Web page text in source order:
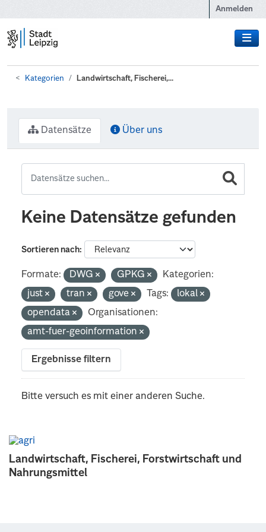
Anmelden
Kategorien Landwirtschaft, Fischerei,...
Landwirtschaft, Fischerei, Forstwirtschaft und
Nahrungsmittel
Datensätze Über uns
Keine Datensätze gefunden
Sortieren nach
Formate: DWG GPKG
Kategorien:
just
tran gove Tags:
lokal
opendata
Organisationen:
amt-fuer-geoinformation
Ergebnisse filtern
Bitte versuch es mit einer anderen Suche.